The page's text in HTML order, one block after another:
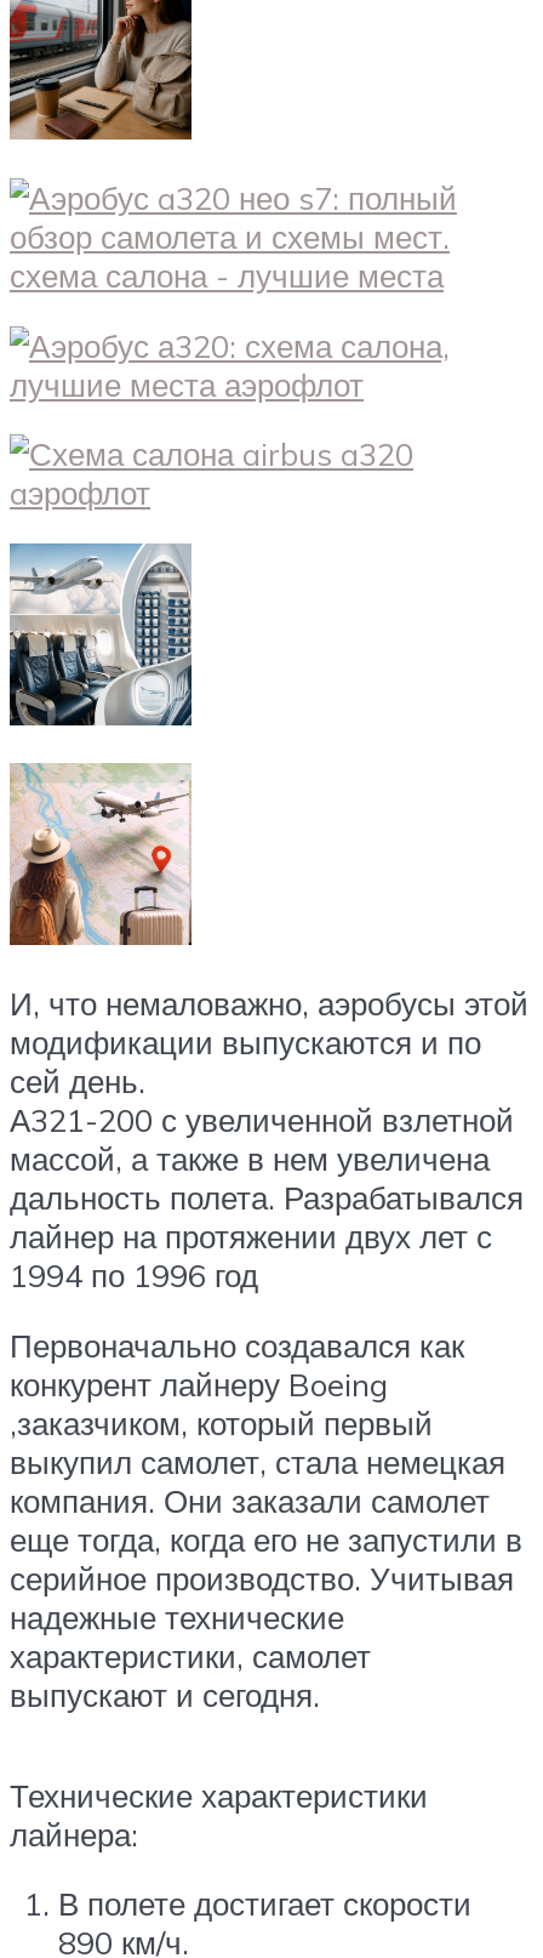
И, что немаловажно, аэробусы этой
модификации выпускаются и по
сей день.
А321-200 с увеличенной взлетной
массой, а также в нем увеличена
дальность полета. Разрабатывался
лайнер на протяжении двух лет с
1994 по 1996 год
Первоначально создавался как
конкурент лайнеру Boeing
,заказчиком, который первый
выкупил самолет, стала немецкая
компания. Они заказали самолет
еще тогда, когда его не запустили в
серийное производство. Учитывая
надежные технические
характеристики, самолет
выпускают и сегодня.
Технические характеристики
лайнера:
В полете достигает скорости
890 км/ч.